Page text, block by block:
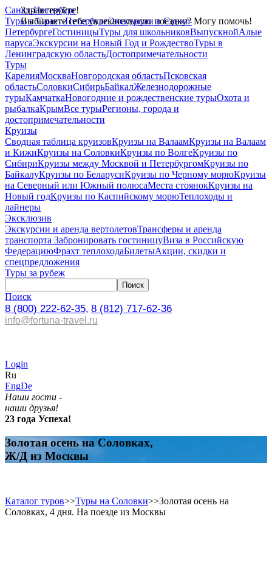
Здравствуйте!
Выбираете себе увлекательную поездку? Могу помочь!
Санкт-Петербург
Туры в Санкт-ПетербургЭкскурсии в Санкт-
ПетербургеГостиницыТуры для школьниковВыпускнойАлые
парусаЭкскурсии на Новый Год и РождествоТуры в
Ленинградскую областьДостопримечательности
Туры
КарелияМоскваНовгородская областьПсковская
областьСоловкиСибирьБайкалЖелезнодорожные
турыКамчаткаНовогодние и рождественские турыОхота и
рыбалкаКрымВсе турыРегионы, города и
достопримечательности
Круизы
Сводная таблица круизовКруизы на ВалаамКруизы на Валаам
и КижиКруизы на СоловкиКруизы по ВолгеКруизы по
СибириКруизы между Москвой и ПетербургомКруизы по
БайкалуКруизы по БеларусиКруизы по Черному морюКруизы
на Северный или Южный полюсаМеста стоянокКруизы на
Новый годКруизы по Каспийскому морюТеплоходы и
лайнеры
Эксклюзив
Экскурсии и аренда вертолетовТрансферы и аренда
транспорта Забронировать гостиницуВиза в Российскую
ФедерациюФрахт теплоходаБилетыАкции, скидки и
спецпредложения
Туры за рубеж
Поиск
8 (800) 222-62-35, 8 (812) 717-62-36
info@fortuna-travel.ru
Login
Ru
EngDe
Наши гости -
наши друзья!
23 года Успеха!
Золотая осень на Соловках,
Ж/Д из Москвы
Каталог туров>>Туры на Соловки>>Золотая осень на
Соловках, 4 дня. На поезде из Москвы